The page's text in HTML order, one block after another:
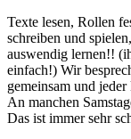
Texte lesen, Rollen
schreiben und
auswendig lernen!!
einfach!) Wir
gemeinsam und
An manchen
Das ist immer sehr